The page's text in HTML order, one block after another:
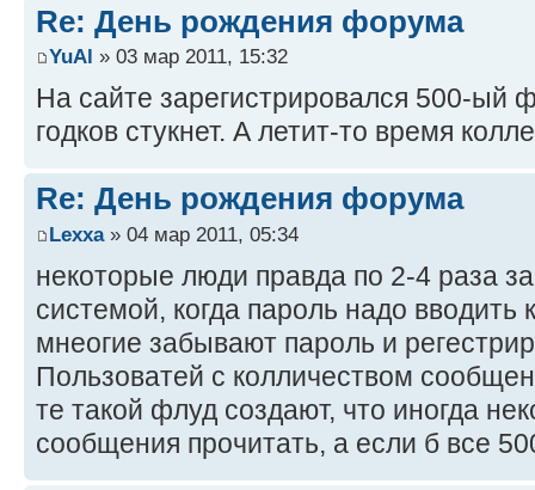
Re: День рождения форума
YuAl » 03 мар 2011, 15:32
На сайте зарегистрировался 500-ый
годков стукнет. А летит-то время
Re: День рождения форума
Lexxa» 04 мар 2011, 05:34
некоторые люди правда по 2-4 раза
системой, когда пароль надо вводить
мнеогие забывают пароль и
Пользоватей с колличеством
те такой флуд создают, что иногда
сообщения прочитать, а если б все